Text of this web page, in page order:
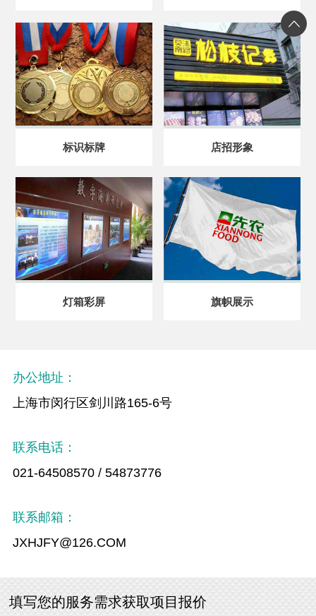
标识标牌 店招形象
灯箱彩屏 旗帜展示
办公地址：
上海市闵行区剑川路165-6号
联系电话：
021-64508570 / 54873776
联系邮箱：
JXHJFY@126.COM
填写您的服务需求获取项目报价